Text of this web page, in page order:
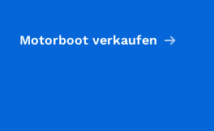
Motorboot verkaufen